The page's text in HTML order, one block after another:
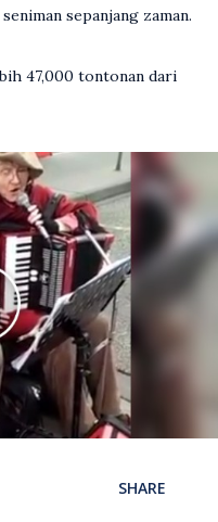
sepanjang zaman.
47,000 tontonan dari
SHARE